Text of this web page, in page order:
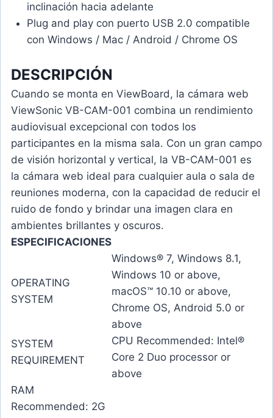
inclinación hacia adelante
Plug and play con puerto USB 2.0 compatible
con Windows / Mac / Android / Chrome OS
DESCRIPCIÓN
Cuando se monta en ViewBoard, la cámara web
ViewSonic VB-CAM-001 combina un rendimiento
audiovisual excepcional con todos los
participantes en la misma sala. Con un gran campo
de visión horizontal y vertical, la VB-CAM-001 es
la cámara web ideal para cualquier aula o sala de
reuniones moderna, con la capacidad de reducir el
ruido de fondo y brindar una imagen clara en
ambientes brillantes y oscuros.
ESPECIFICACIONES
OPERATING
SYSTEM
Windows® 7, Windows 8.1,
Windows 10 or above,
macOS™ 10.10 or above,
Chrome OS, Android 5.0 or
above
SYSTEM
REQUIREMENT
CPU Recommended: Intel®
Core 2 Duo processor or
above
RAM
Recommended: 2G